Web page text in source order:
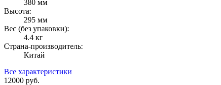
380 мм
Высота:
295 мм
Вес (без упаковки):
4.4 кг
Страна-производитель:
Китай
Все характеристики
12000 руб.